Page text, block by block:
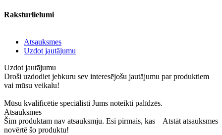
Raksturlielumi
Atsauksmes
Uzdot jautājumu
Uzdot jautājumu
Droši uzdodiet jebkuru sev interesējošu jautājumu par produktiem
vai mūsu veikalu!
Mūsu kvalificētie speciālisti Jums noteikti palīdzēs.
Atsauksmes
Atstāt atsauksmes
Šim produktam nav atsauksmju. Esi pirmais, kas
novērtē šo produktu!